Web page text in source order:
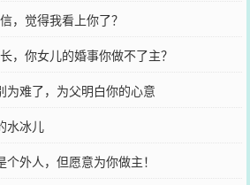
，觉得我看上你了？
，你女儿的婚事你做不了主？
为难了，为父明白你的心意
水冰儿
外人，但愿意为你做主！